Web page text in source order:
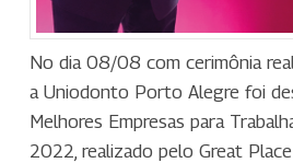
No dia 08/08 com cerimônia
a Uniodonto Porto Alegre foi
Melhores Empresas para
2022, realizado pelo Great